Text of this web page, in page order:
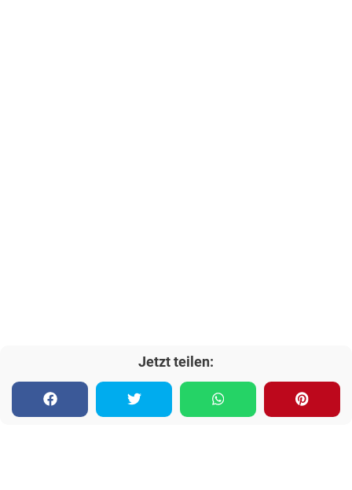
Jetzt teilen: